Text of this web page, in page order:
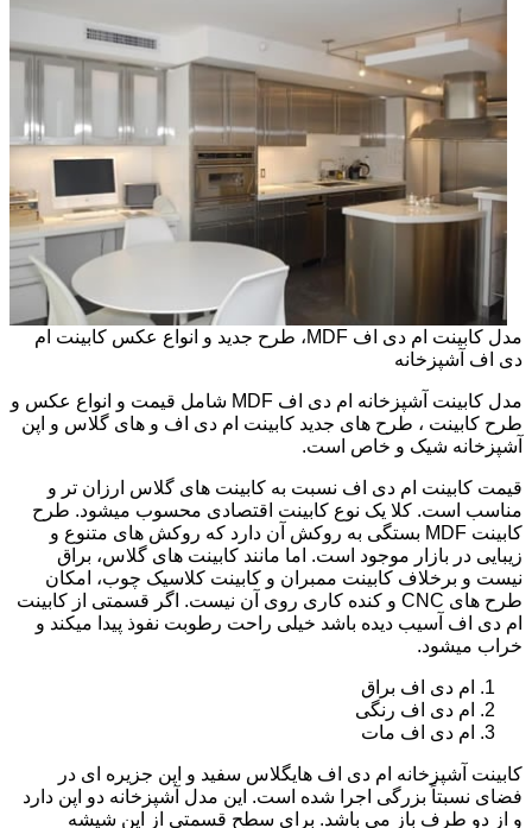
مدل کابینت ام دی اف MDF، طرح جدید و انواع عکس کابینت ام
دی اف آشپزخانه
مدل کابینت آشپزخانه ام دی اف MDF شامل قیمت و انواع عکس و
طرح کابینت ، طرح های جدید کابینت ام دی اف و های گلاس و اپن
آشپزخانه شیک و خاص است.
قیمت کابینت ام دی اف نسبت به کابینت های گلاس ارزان تر و
مناسب است. کلا یک نوع کابینت اقتصادی محسوب میشود. طرح
کابینت MDF بستگی به روکش آن دارد که روکش های متنوع و
زیبایی در بازار موجود است. اما مانند کابینت های گلاس، براق
نیست و برخلاف کابینت ممبران و کابینت کلاسیک چوب، امکان
طرح های CNC و کنده کاری روی آن نیست. اگر قسمتی از کابینت
ام دی اف آسیب دیده باشد خیلی راحت رطوبت نفوذ پیدا میکند و
خراب میشود.
ام دی اف براق
ام دی اف رنگی
ام دی اف مات
کابینت آشپزخانه ام دی اف هایگلاس سفید و اپن جزیره ای در
فضای نسبتاً بزرگی اجرا شده است. این مدل آشپزخانه دو اپن دارد
و از دو طرف باز می باشد. برای سطح قسمتی از اپن شیشه